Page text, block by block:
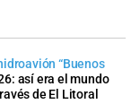
“Buenos
así era el mundo
de El Litoral